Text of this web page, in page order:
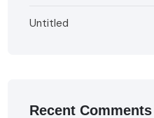
Untitled
Recent Comments